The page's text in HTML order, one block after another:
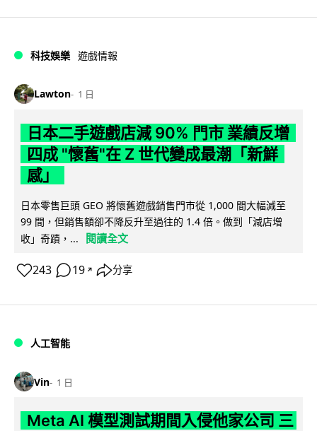
科技娛樂 遊戲情報
Lawton 1 日
日本二手遊戲店減 90% 門市 業績反增
四成 "懷舊"在 Z 世代變成最潮「新鮮
感」
日本零售巨頭 GEO 將懷舊遊戲銷售門市從 1,000 間大幅減至
99 間，但銷售額卻不降反升至過往的 1.4 倍。做到「減店增
收」奇蹟，...
閱讀全文
243 19 ↗ 分享
人工智能
Vin 1 日
Meta AI 模型測試期間入侵他家公司 三